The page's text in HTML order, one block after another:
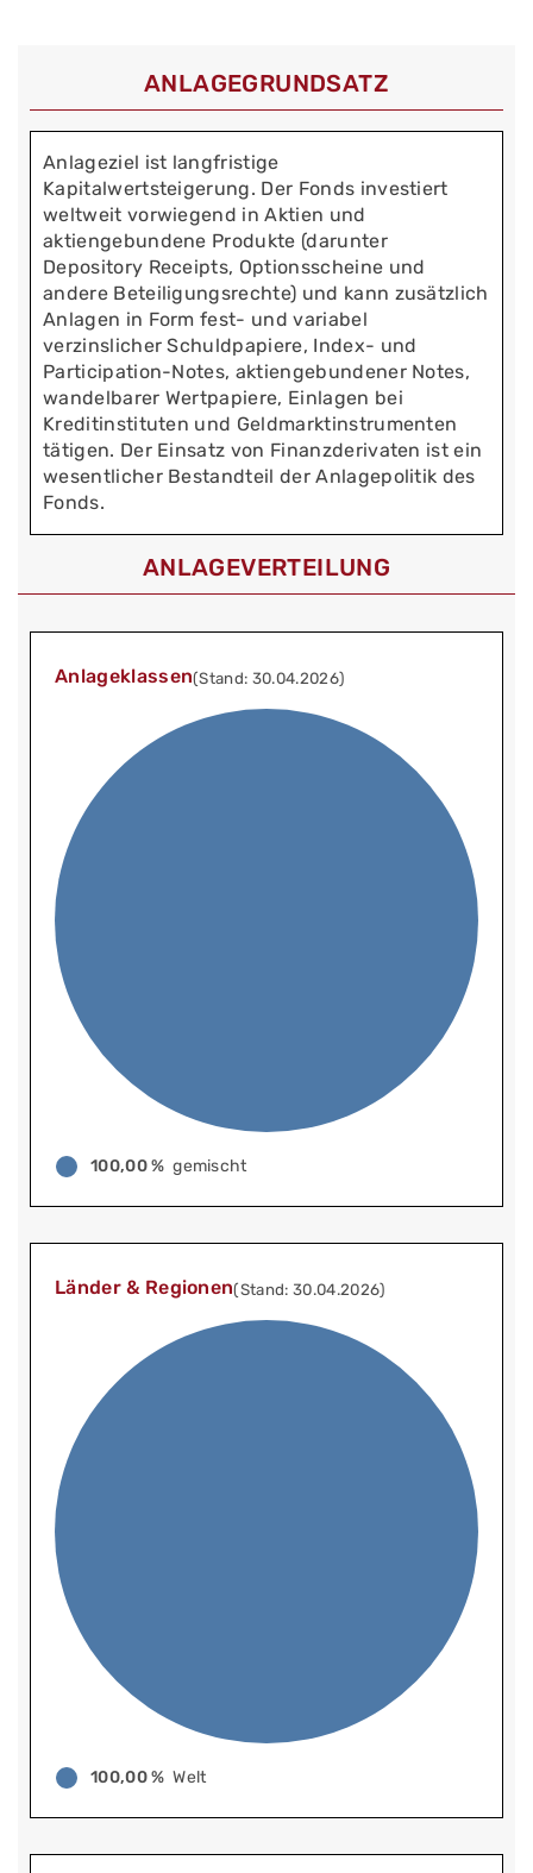
ANLAGEGRUNDSATZ
Anlageziel ist langfristige
Kapitalwertsteigerung. Der Fonds investiert
weltweit vorwiegend in Aktien und
aktiengebundene Produkte (darunter
Depository Receipts, Optionsscheine und
andere Beteiligungsrechte) und kann zusätzlich
Anlagen in Form fest- und variabel
verzinslicher Schuldpapiere, Index- und
Participation-Notes, aktiengebundener Notes,
wandelbarer Wertpapiere, Einlagen bei
Kreditinstituten und Geldmarktinstrumenten
tätigen. Der Einsatz von Finanzderivaten ist ein
wesentlicher Bestandteil der Anlagepolitik des
Fonds.
ANLAGEVERTEILUNG
Anlageklassen(Stand: 30.04.2026)
100,00 % gemischt
Länder & Regionen(Stand: 30.04.2026)
100,00 % Welt